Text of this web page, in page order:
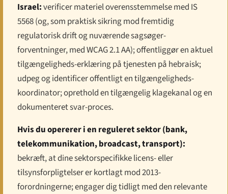
Israel:verificer materiel overensstemmelse med IS
5568 (og, som praktisk sikring mod fremtidig
regulatorisk drift og nuværende sagsøger-
forventninger, med WCAG 2.1 AA); offentliggør en aktuel
tilgængeligheds-erklæring på tjenesten på hebraisk;
udpeg og identificer offentligt en tilgængeligheds-
koordinator; oprethold en tilgængelig klagekanal og en
dokumenteret svar-proces.
Hvis du opererer i en reguleret sektor (bank,
telekommunikation, broadcast, transport):
bekræft, at dine sektorspecifikke licens- eller
tilsynsforpligtelser er kortlagt mod 2013-
forordningerne; engager dig tidligt med den relevante